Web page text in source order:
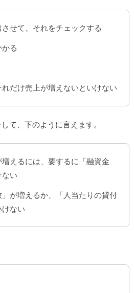
せて、それをチェックする
る
だけ売上が増えないといけない
て、下のように言えます。
えるには、要するに「融資金
ない
が増えるか、「人当たりの貸付
ない